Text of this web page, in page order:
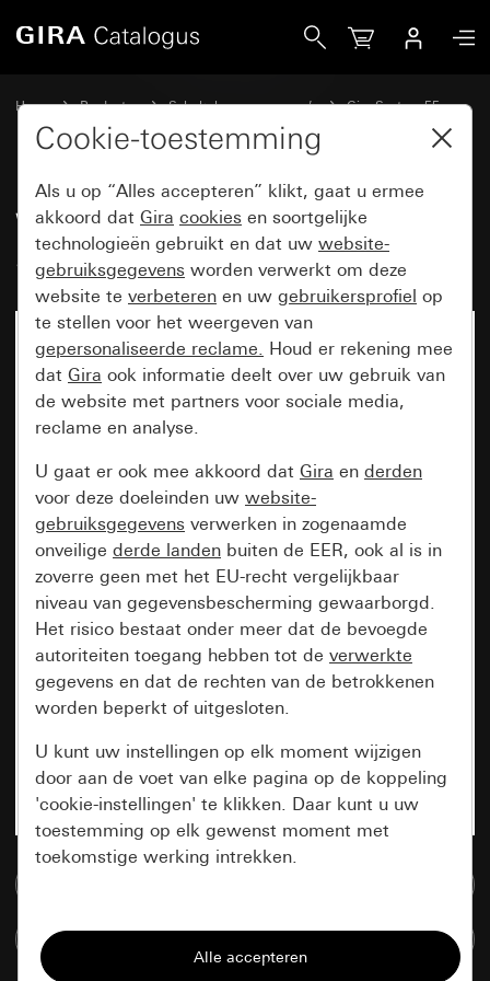
Home Producten Schakelaarprogramma’s
Gira System 55
Wippensets voor bussystemen
Wippenset3-voudig beschrijfbaar
System 55
Cookie-toestemming
Als u op “Alles accepteren” klikt, gaat u ermee
akkoord dat Gira cookies en soortgelijke
technologieën gebruikt en dat uw website-
gebruiksgegevens worden verwerkt om deze
website te verbeteren en uw gebruikersprofiel op
te stellen voor het weergeven van
gepersonaliseerde reclame. Houd er rekening mee
dat Gira ook informatie deelt over uw gebruik van
de website met partners voor sociale media,
reclame en analyse.
U gaat er ook mee akkoord dat Gira en derden
voor deze doeleinden uw website-
gebruiksgegevens verwerken in zogenaamde
onveilige derde landen buiten de EER, ook al is in
zoverre geen met het EU-recht vergelijkbaar
niveau van gegevensbescherming gewaarborgd.
Het risico bestaat onder meer dat de bevoegde
autoriteiten toegang hebben tot de verwerkte
gegevens en dat de rechten van de betrokkenen
worden beperkt of uitgesloten.
U kunt uw instellingen op elk moment wijzigen
door aan de voet van elke pagina op de koppeling
'cookie-instellingen' te klikken. Daar kunt u uw
toestemming op elk gewenst moment met
toekomstige werking intrekken.
Alle cookies die wij nodig hebben om de